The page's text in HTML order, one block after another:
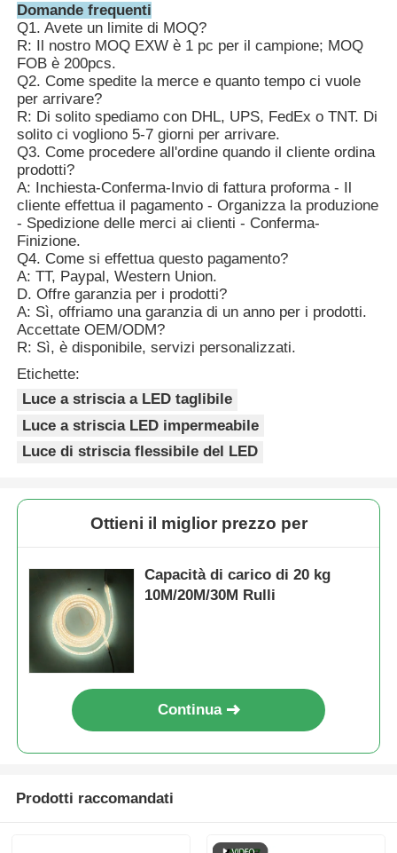
Domande frequenti
Q1. Avete un limite di MOQ?
R: Il nostro MOQ EXW è 1 pc per il campione; MOQ
FOB è 200pcs.
Q2. Come spedite la merce e quanto tempo ci vuole
per arrivare?
R: Di solito spediamo con DHL, UPS, FedEx o TNT. Di
solito ci vogliono 5-7 giorni per arrivare.
Q3. Come procedere all'ordine quando il cliente ordina
prodotti?
A: Inchiesta-Conferma-Invio di fattura proforma - Il
cliente effettua il pagamento - Organizza la produzione
- Spedizione delle merci ai clienti - Conferma-
Finizione.
Q4. Come si effettua questo pagamento?
A: TT, Paypal, Western Union.
D. Offre garanzia per i prodotti?
A: Sì, offriamo una garanzia di un anno per i prodotti.
Accettate OEM/ODM?
R: Sì, è disponibile, servizi personalizzati.
Etichette:
Luce a striscia a LED taglibile
Luce a striscia LED impermeabile
Luce di striscia flessibile del LED
Ottieni il miglior prezzo per
Capacità di carico di 20 kg
10M/20M/30M Rulli
Continua
Prodotti raccomandati